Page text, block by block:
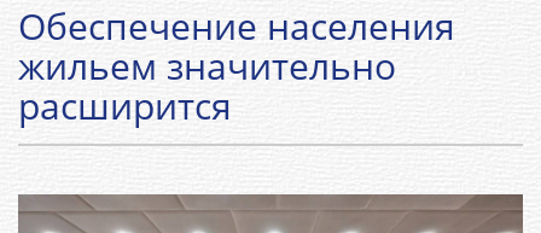
Обеспечение населения
жильем значительно
расширится